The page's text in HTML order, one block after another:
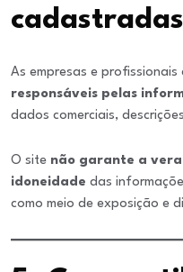
cadastradas
As empresas e profissionais
responsáveis pelas
dados comerciais,
O site não garante a
idoneidade das
como meio de exposição e